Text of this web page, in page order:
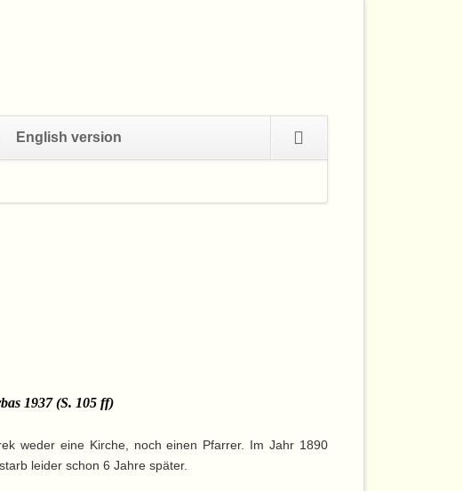
überspringen
English version
1937 (S. 105 ff)
weder eine Kirche, noch einen Pfarrer. Im Jahr 1890
leider schon 6 Jahre später.